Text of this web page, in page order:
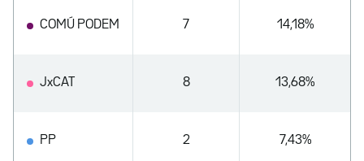
COMÚ PODEM 7 14,18%
JxCAT 8 13,68%
PP 2 7,43%